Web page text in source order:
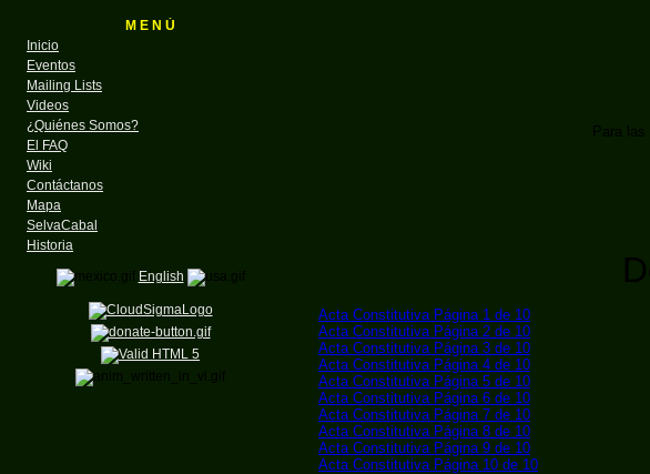
M E N Ú
Inicio
Eventos
Mailing Lists
Videos
¿Quiénes Somos?
El FAQ
Wiki
Contáctanos
Mapa
SelvaCabal
Historia
English
Para
Acta Constitutiva Página 1 de 10
Acta Constitutiva Página 2 de 10
Acta Constitutiva Página 3 de 10
Acta Constitutiva Página 4 de 10
Acta Constitutiva Página 5 de 10
Acta Constitutiva Página 6 de 10
Acta Constitutiva Página 7 de 10
Acta Constitutiva Página 8 de 10
Acta Constitutiva Página 9 de 10
Acta Constitutiva Página 10 de 10